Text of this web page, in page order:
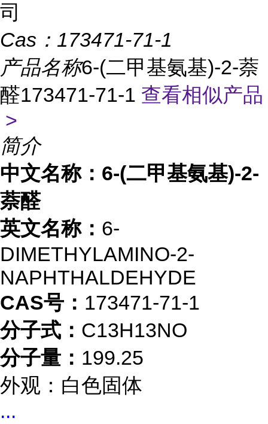
司
Cas： 173471-71-1
产品名称6-(二甲基氨基)-2-萘
醛173471-71-1 查看相似产品
>
简介
中文名称：6-(二甲基氨基)-2-
萘醛
英文名称： 6-
DIMETHYLAMINO-2-
NAPHTHALDEHYDE
CAS号： 173471-71-1
分子式： C13H13NO
分子量： 199.25
外观：白色固体
...